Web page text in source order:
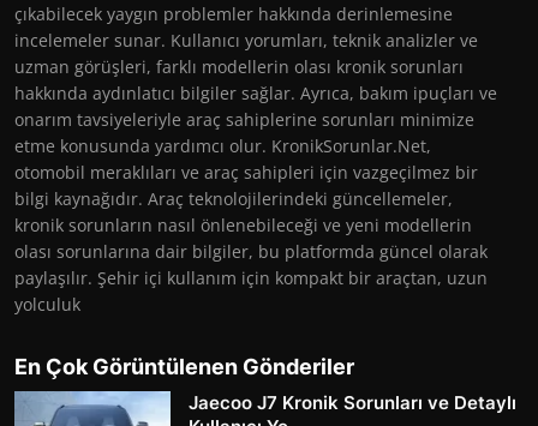
çıkabilecek yaygın problemler hakkında derinlemesine
incelemeler sunar. Kullanıcı yorumları, teknik analizler ve
uzman görüşleri, farklı modellerin olası kronik sorunları
hakkında aydınlatıcı bilgiler sağlar. Ayrıca, bakım ipuçları ve
onarım tavsiyeleriyle araç sahiplerine sorunları minimize
etme konusunda yardımcı olur. KronikSorunlar.Net,
otomobil meraklıları ve araç sahipleri için vazgeçilmez bir
bilgi kaynağıdır. Araç teknolojilerindeki güncellemeler,
kronik sorunların nasıl önlenebileceği ve yeni modellerin
olası sorunlarına dair bilgiler, bu platformda güncel olarak
paylaşılır. Şehir içi kullanım için kompakt bir araçtan, uzun
yolculuk
En Çok Görüntülenen Gönderiler
Jaecoo J7 Kronik Sorunları ve Detaylı